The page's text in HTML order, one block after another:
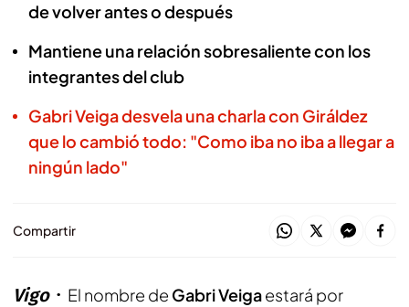
de volver antes o después
Mantiene una relación sobresaliente con los
integrantes del club
Gabri Veiga desvela una charla con Giráldez
que lo cambió todo: "Como iba no iba a llegar a
ningún lado"
Compartir
Vigo El nombre de Gabri Veigaestará por